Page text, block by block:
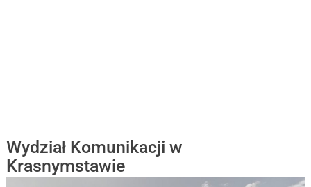
Wydział Komunikacji w
Krasnymstawie